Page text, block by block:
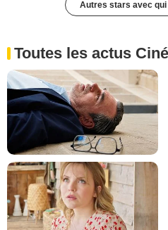
Autres stars avec qui
Toutes les actus